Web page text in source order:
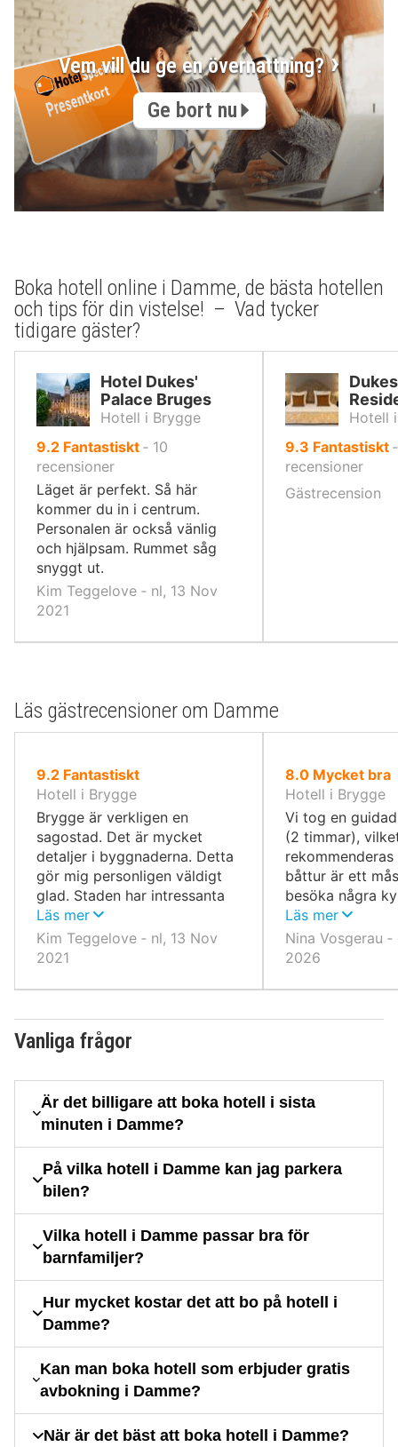
Vem vill du ge en övernattning?
Ge bort nu
Boka hotell online i Damme, de bästa hotellen
och tips för din vistelse! – Vad tycker
tidigare gäster?
Hotel Dukes'
Palace Bruges
Hotell i Brygge
9.2av
10,
Fantastiskt ‐ 10
recensioner
Läget är perfekt. Så här
kommer du in i centrum.
Personalen är också vänlig
och hjälpsam. Rummet såg
snyggt ut.
Kim Teggelove ‐ nl, 13 Nov
2021
Hotell
9.3 av
10,
Fantastiskt
recensioner
Gästrecension
Läs gästrecensioner om Damme
9.2 av
10,
Fantastiskt
Hotell i Brygge
Brygge är verkligen en
sagostad. Det är mycket
detaljer i byggnaderna. Detta
gör mig personligen väldigt
glad. Staden har intressanta
sevärdheter. Och shopping
rekommenderas definitivt.
Läs mer
Kim Teggelove ‐ nl, 13 Nov
2021
8.0av
10,
Mycket bra
Hotell i Brygge
Vi tog en
(2 timmar),
båttur är ett
besöka några
mycket
mycket mer att
parker och
Läs mer
Nina Vosgerau
2026
Vanliga frågor
Är det billigare att boka hotell i sista
minuten i Damme?
På vilka hotell i Damme kan jag parkera
bilen?
Vilka hotell i Damme passar bra för
barnfamiljer?
Hur mycket kostar det att bo på hotell i
Damme?
Kan man boka hotell som erbjuder gratis
avbokning i Damme?
När är det bäst att boka hotell i Damme?